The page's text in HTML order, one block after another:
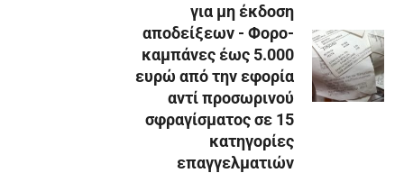
για μη έκδοση
αποδείξεων - Φορο-
καμπάνες έως 5.000
ευρώ από την εφορία
αντί προσωρινού
σφραγίσματος σε 15
κατηγορίες
επαγγελματιών